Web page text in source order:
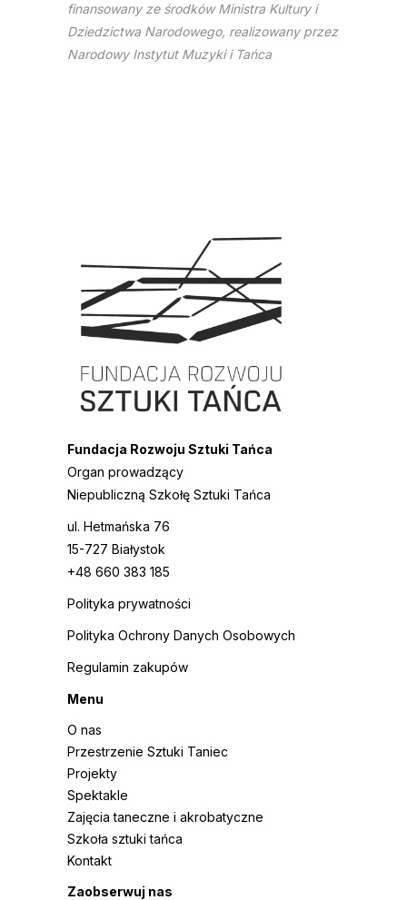
finansowany ze środków Ministra Kultury i
Dziedzictwa Narodowego, realizowany przez
Narodowy Instytut Muzyki i Tańca
Fundacja Rozwoju Sztuki Tańca
Organ prowadzący
Niepubliczną Szkołę Sztuki Tańca
ul. Hetmańska 76
15-727 Białystok
+48 660 383 185
Polityka prywatności
Polityka Ochrony Danych Osobowych
Regulamin zakupów
Menu
O nas
Przestrzenie Sztuki Taniec
Projekty
Spektakle
Zajęcia taneczne i akrobatyczne
Szkoła sztuki tańca
Kontakt
Zaobserwuj nas